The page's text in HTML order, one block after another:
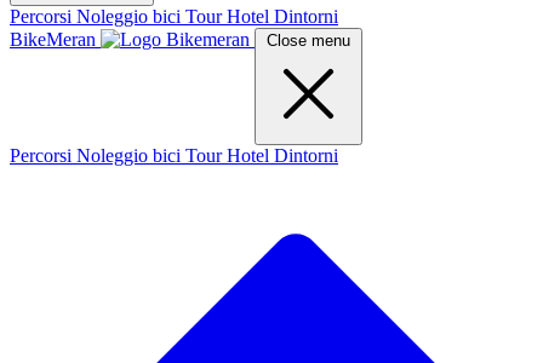
Percorsi Noleggio bici TourHotel Dintorni
BikeMeran
Close menu
Percorsi Noleggio bici TourHotel Dintorni